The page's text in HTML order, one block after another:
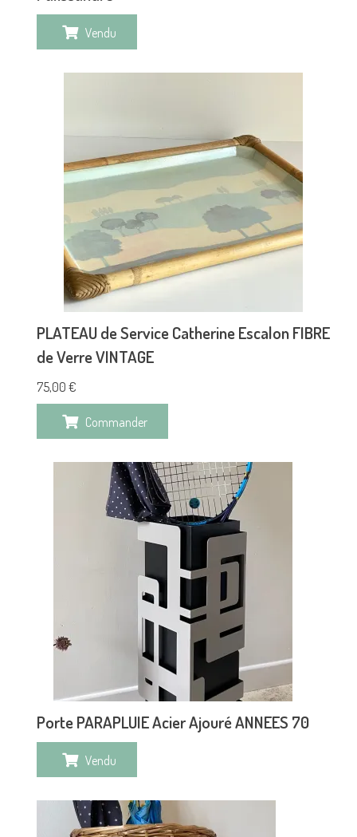
Vendu
PLATEAU de Service Catherine Escalon FIBRE
de Verre VINTAGE
75,00 €
Commander
Porte PARAPLUIE Acier Ajouré ANNEES 70
Vendu